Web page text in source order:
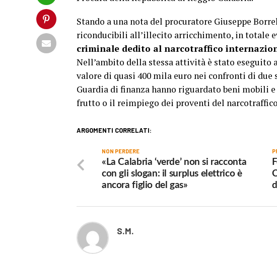
Stando a una nota del procuratore Giuseppe
riconducibili all’illecito arricchimento, in totale
criminale dedito al narcotraffico
Nell’ambito della stessa attività è stato eseguito
valore di quasi 400 mila euro nei confronti di
Guardia di finanza hanno riguardato beni
frutto o il reimpiego dei proventi del
ARGOMENTI CORRELATI:
NON PERDERE
«La Calabria ‘verde’ non si racconta
con gli slogan: il surplus elettrico è
ancora figlio del gas»
S.M.